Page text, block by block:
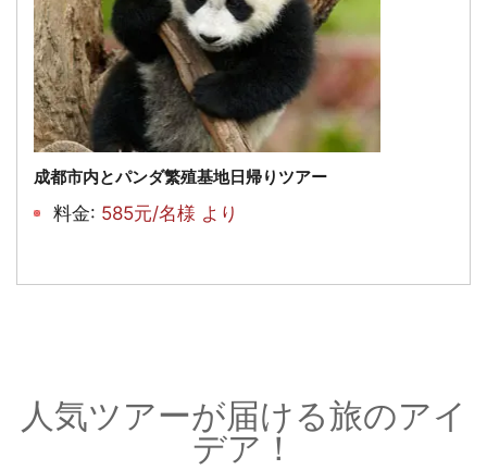
成都市内とパンダ繁殖基地日帰りツアー
料金: 585元/名様 より
人気ツアーが届ける旅のアイ
デア！